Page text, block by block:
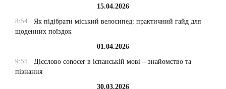
15.04.2026
8:54
Як підібрати міський велосипед: практичний гайд для
щоденних поїздок
01.04.2026
9:55
Дієслово conocer в іспанській мові – знайомство та
пізнання
30.03.2026